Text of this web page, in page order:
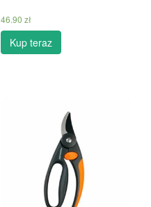
46.90 zł
Kup teraz